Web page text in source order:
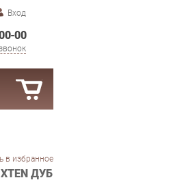
Вход
00
в избранное
ДУБ